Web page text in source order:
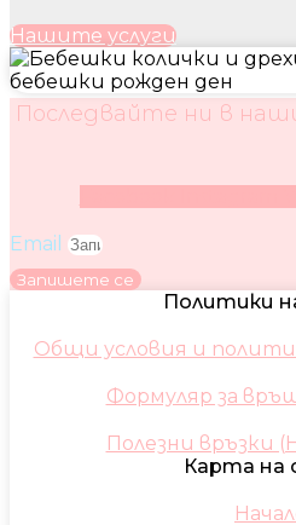
Нашите услуги
Последвайте ни в
Email
Запишете се
Политики
Общи условия и
Формуляр за
Полезни връзки
Карта на